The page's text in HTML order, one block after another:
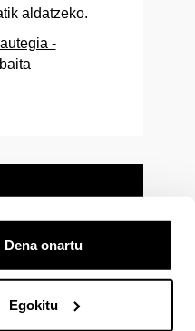
Dena onartu
Egokitu
aldatzeko.
-
Kontaktua